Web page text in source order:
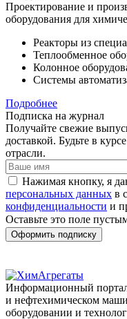
Проектирование и
оборудования для
Реакторы из
Теплообменное
Колонное
Системы
Подробнее
Подписка на журнал
Получайте свежие
доставкой. Будьте в
отрасли.
Нажимая кнопку, я
персональных данных в
конфиденциальности и
Оставьте это поле
Оформить подписку
Информационный
и нефтехимическом
оборудовании и